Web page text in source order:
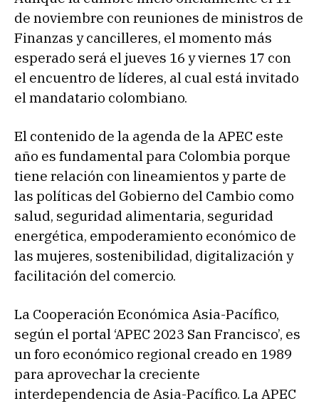
de noviembre con reuniones de ministros de
Finanzas y cancilleres, el momento más
esperado será el jueves 16 y viernes 17 con
el encuentro de líderes, al cual está invitado
el mandatario colombiano.
El contenido de la agenda de la APEC este
año es fundamental para Colombia porque
tiene relación con lineamientos y parte de
las políticas del Gobierno del Cambio como
salud, seguridad alimentaria, seguridad
energética, empoderamiento económico de
las mujeres, sostenibilidad, digitalización y
facilitación del comercio.
La Cooperación Económica Asia-Pacífico,
según el portal ‘APEC 2023 San Francisco’, es
un foro económico regional creado en 1989
para aprovechar la creciente
interdependencia de Asia-Pacífico. La APEC